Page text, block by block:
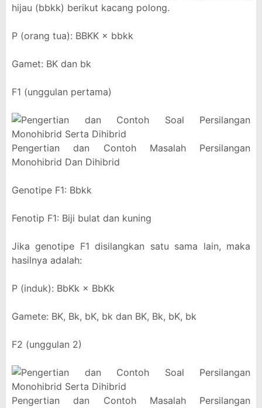
hijau (bbkk) berikut kacang polong.
P (orang tua): BBKK × bbkk
Gamet: BK dan bk
F1 (unggulan pertama)
Pengertian dan Contoh Masalah Persilangan
Monohibrid Dan Dihibrid
Genotipe F1: Bbkk
Fenotip F1: Biji bulat dan kuning
Jika genotipe F1 disilangkan satu sama lain, maka
hasilnya adalah:
P (induk): BbKk × BbKk
Gamete: BK, Bk, bK, bk dan BK, Bk, bK, bk
F2 (unggulan 2)
Pengertian dan Contoh Masalah Persilangan